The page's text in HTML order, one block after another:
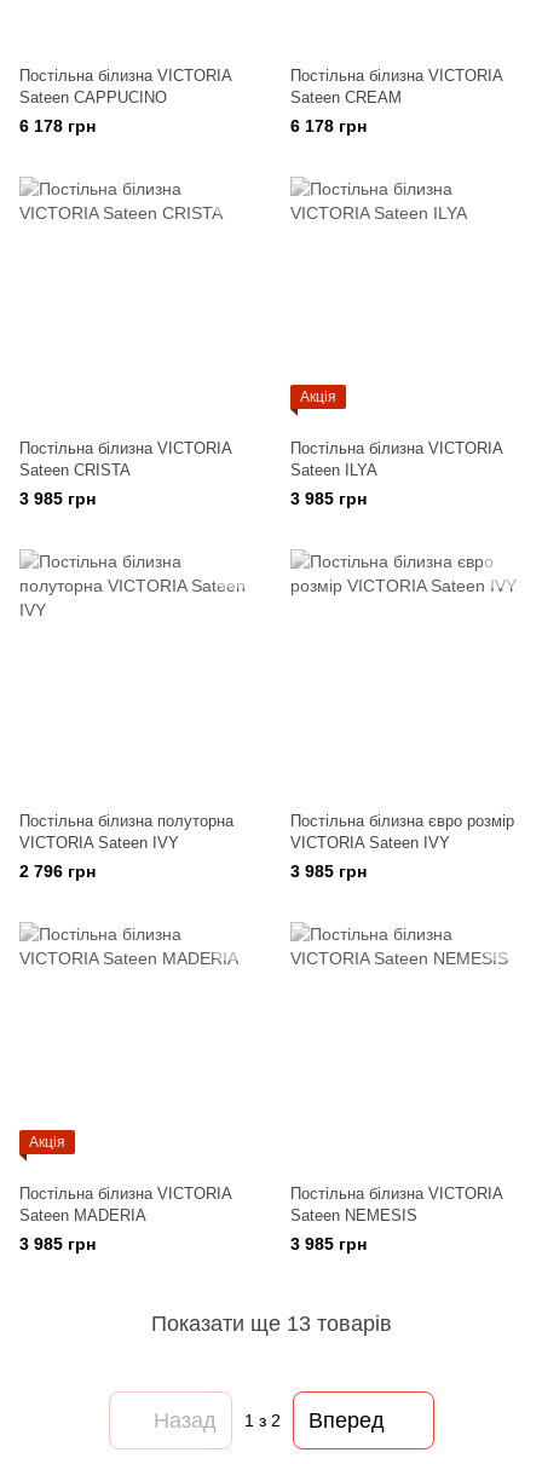
Постільна білизна VICTORIA
Sateen CAPPUCINO
6 178 грн
Постільна білизна VICTORIA
Sateen CREAM
6 178 грн
Постільна білизна VICTORIA
Sateen CRISTA
3 985 грн
Акція
Постільна білизна VICTORIA
Sateen ILYA
3 985 грн
Постільна білизна полуторна
VICTORIA Sateen IVY
2 796 грн
Постільна білизна євро розмір
VICTORIA Sateen IVY
3 985 грн
Акція
Постільна білизна VICTORIA
Sateen MADERIA
3 985 грн
Постільна білизна VICTORIA
Sateen NEMESIS
3 985 грн
Показати ще 13 товарів
Назад 1 з 2 Вперед